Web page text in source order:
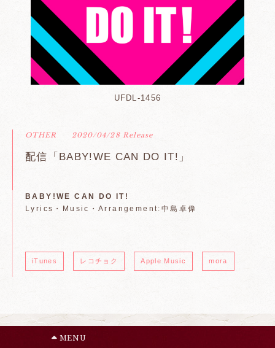
UFDL-1456
OTHER 2020/04/28 Release
配信「BABY!WE CAN DO IT!」
BABY!WE CAN DO IT!
Lyrics・Music・Arrangement:中島卓偉
iTunes レコチョク Apple Music mora
MENU